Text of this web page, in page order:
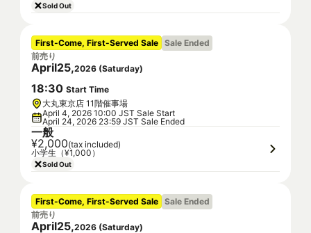
Sold Out
First-Come, First-Served Sale Sale Ended
前売り
April25,2026 (Saturday)
18:30 Start Time
大丸東京店 11階催事場
April 4, 2026 10:00 JST Sale Start
April 24, 2026 23:59 JST Sale Ended
一般
¥2,000(tax included)
小学生（¥1,000）
Sold Out
First-Come, First-Served Sale Sale Ended
前売り
April25,2026 (Saturday)